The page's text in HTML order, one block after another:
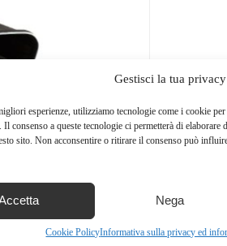
Gestisci la tua privacy
esperienze, utilizziamo tecnologie come i cookie
consenso a queste tecnologie ci permetterà di
sito. Non acconsentire o ritirare il consenso può
Nega
Cookie PolicyInformativa sulla privacy ed